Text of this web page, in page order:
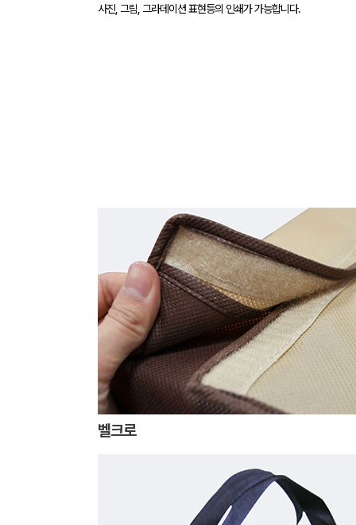
사진, 그림, 그라데이션 표현등의 인쇄가 가능합니다.
벨크로